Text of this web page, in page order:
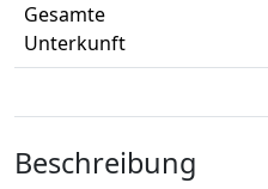
Gesamte
Unterkunft
Beschreibung